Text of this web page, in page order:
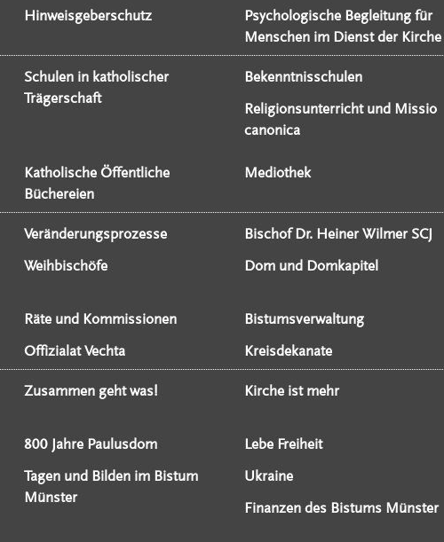
Hinweisgeberschutz
Psychologische Begleitung für
Menschen im Dienst der Kirche
Schulen in katholischer
Trägerschaft
Bekenntnisschulen
Religionsunterricht und Missio
canonica
Katholische Öffentliche
Büchereien
Mediothek
Veränderungsprozesse Bischof Dr. Heiner Wilmer SCJ
Weihbischöfe
Dom und Domkapitel
Räte und Kommissionen
Bistumsverwaltung
Offizialat Vechta
Kreisdekanate
Zusammen geht was! Kirche ist mehr
800 Jahre Paulusdom
Lebe Freiheit
Tagen und Bilden im Bistum
Münster
Ukraine
Finanzen des Bistums Münster